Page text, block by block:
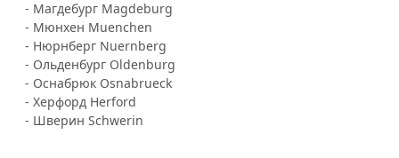
- Магдебург Magdeburg
- Мюнхен Muenchen
- Нюрнберг Nuernberg
- Ольденбург Oldenburg
- Оснабрюк Osnabrueck
- Херфорд Herford
- Шверин Schwerin